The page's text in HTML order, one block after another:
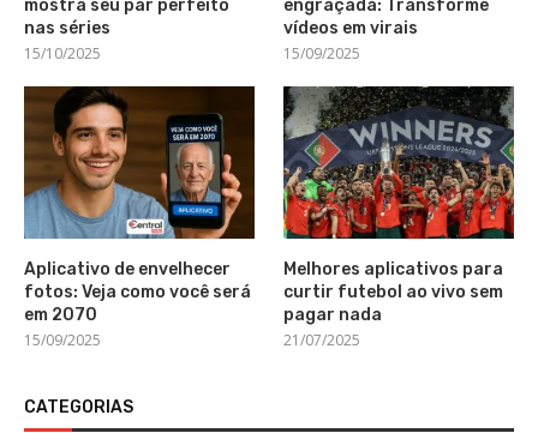
mostra seu par perfeito
nas séries
15/10/2025
engraçada: Transforme
vídeos em virais
15/09/2025
Aplicativo de envelhecer
fotos: Veja como você será
em 2070
15/09/2025
Melhores aplicativos para
curtir futebol ao vivo sem
pagar nada
21/07/2025
CATEGORIAS